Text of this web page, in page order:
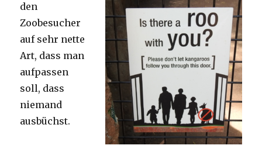
den
Zoobesucher
auf sehr nette
Art, dass man
aufpassen
soll, dass
niemand
ausbüchst.